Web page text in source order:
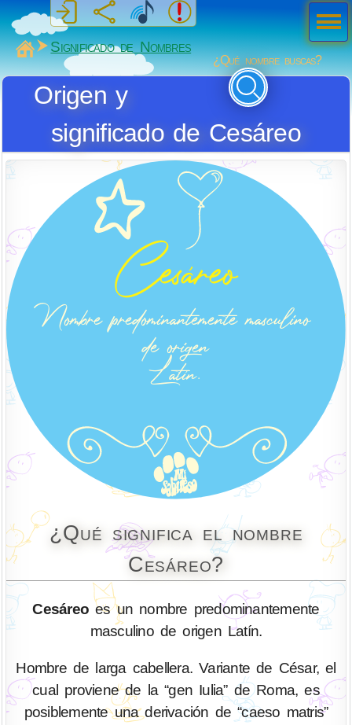
MiSabueso
Significado de Nombres
¿Qué nombre buscas?
Origen y
significado de Cesáreo
¿Qué significa el nombre
Cesáreo?
Cesáreo es un nombre predominantemente
masculino de origen Latín.
Hombre de larga cabellera. Variante de César, el
cual proviene de la “gen Iulia” de Roma, es
posiblemente una derivación de “caeso matris”
Men
ú